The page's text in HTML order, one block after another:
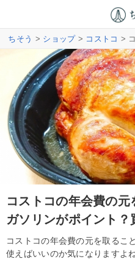
ちそう > ショップ> コストコ >
コストコの年会費の元
ガソリンがポイント？
コストコの年会費の元を取るこ
使えばいいのか気になりますよ